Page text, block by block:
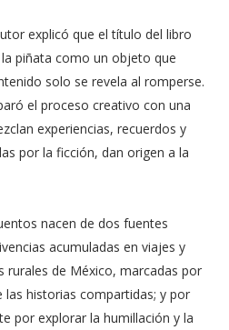
explicó que el título del libro
piñata como un objeto que
solo se revela al romperse.
el proceso creativo con una
experiencias, recuerdos y
por la ficción, dan origen a la
nacen de dos fuentes
acumuladas en viajes y
rurales de México, marcadas por
las historias compartidas; y por
por explorar la humillación y la